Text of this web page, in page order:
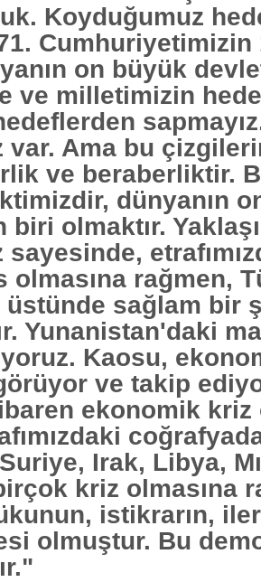
Koyduğumuz
Cumhuriyetimizin
on büyük
ve milletimizin
var. Ama bu
ve beraberliktir.
dünyanın
olmaktır.
olmasına rağmen,
üstünde sağlam bir
Yunanistan'daki
Kaosu,
ve takip
ekonomik kriz
Irak, Libya,
kriz olmasına
istikrarın,
olmuştur. Bu